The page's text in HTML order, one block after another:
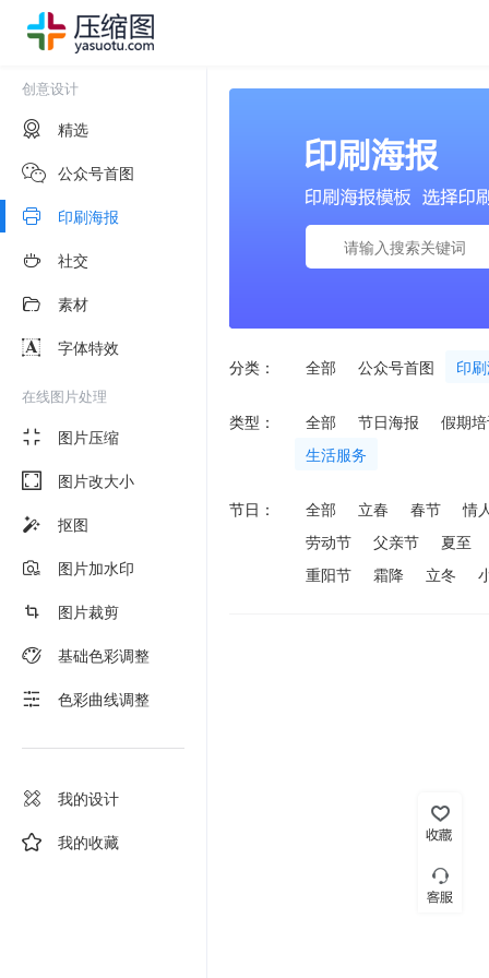
创意设计
精选
公众号首图
印刷海报
社交
素材
字体特效
在线图片处理
图片压缩
图片改大小
抠图
图片加水印
图片裁剪
基础色彩调整
色彩曲线调整
我的设计
我的收藏
分类： 全部 公众号首图 印
类型： 全部 节日海报
假期
生活服务
节日： 全部 立春 春节
情
劳动节
父亲节
夏至
重阳节
霜降 立冬